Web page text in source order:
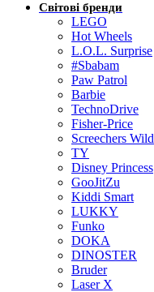
Світові бренди
LEGO
Hot Wheels
L.O.L. Surprise
#Sbabam
Paw Patrol
Barbie
TechnoDrive
Fisher-Price
Screechers Wild
TY
Disney Princess
GooJitZu
Kiddi Smart
LUKKY
Funko
DOKA
DINOSTER
Bruder
Laser X